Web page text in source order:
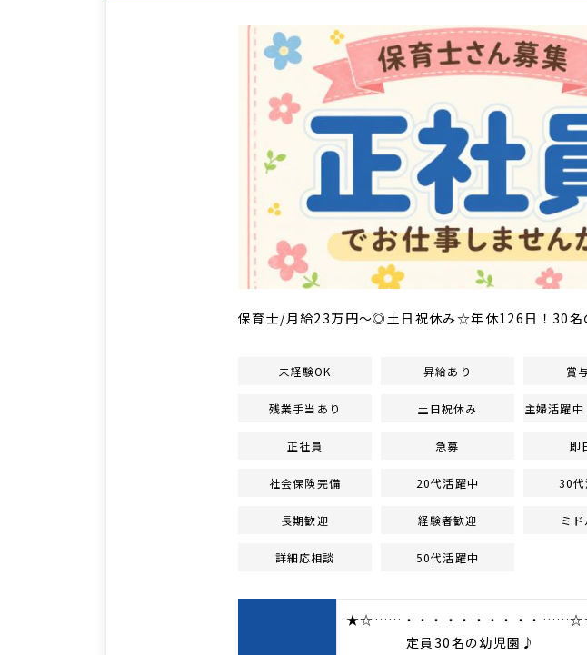
保育士/月給23万円～◎土日祝休み☆年休126日！30名
未経験OK 昇給あり 賞
残業手当あり 土日祝休み 主婦活躍
正社員 急募 即
社会保険完備 20代活躍中 30代
長期歓迎 経験者歓迎 ミ
詳細応相談 50代活躍中
★☆……・・・・・・・・・・
定員30名の幼児園♪